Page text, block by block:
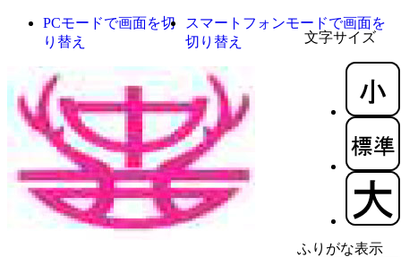
文字サイズ
ふりがな表示
PCモードで画面を切
り替え
スマートフォンモードで画面を
切り替え